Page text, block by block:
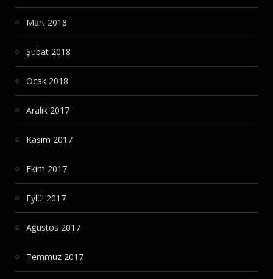
Mart 2018
Şubat 2018
Ocak 2018
Aralık 2017
Kasım 2017
Ekim 2017
Eylül 2017
Ağustos 2017
Temmuz 2017